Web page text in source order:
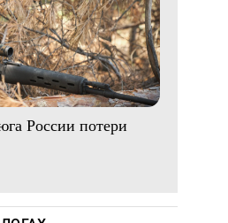
России потери